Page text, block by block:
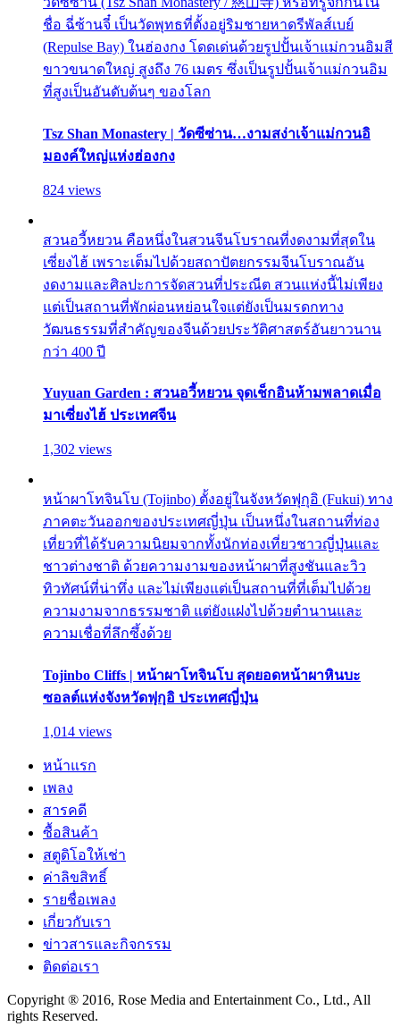
ชื่อ ฉี่ซ้านจี๋ เป็นวัดพุทธที่ตั้งอยู่ริมชายหาดรีพัลส์เบย์
(Repulse Bay) ในฮ่องกง โดดเด่นด้วยรูปปั้นเจ้าแม่กวนอิมสี
ขาวขนาดใหญ่ สูงถึง 76 เมตร ซึ่งเป็นรูปปั้นเจ้าแม่กวนอิม
ที่สูงเป็นอันดับต้นๆ ของโลก
Tsz Shan Monastery | วัดซีซ่าน…งามสง่าเจ้าแม่กวนอิ
มองค์ใหญ่แห่งฮ่องกง
824 views
สวนอวี้หยวน คือหนึ่งในสวนจีนโบราณที่งดงามที่สุดใน
เซี่ยงไฮ้ เพราะเต็มไปด้วยสถาปัตยกรรมจีนโบราณอัน
งดงามและศิลปะการจัดสวนที่ประณีต สวนแห่งนี้ไม่เพียง
แต่เป็นสถานที่พักผ่อนหย่อนใจแต่ยังเป็นมรดกทาง
วัฒนธรรมที่สำคัญของจีนด้วยประวัติศาสตร์อันยาวนาน
กว่า 400 ปี
Yuyuan Garden : สวนอวี้หยวน จุดเช็กอินห้ามพลาดเมื่อ
มาเซี่ยงไฮ้ ประเทศจีน
1,302 views
หน้าผาโทจินโบ (Tojinbo) ตั้งอยู่ในจังหวัดฟุกุอิ (Fukui) ทาง
ภาคตะวันออกของประเทศญี่ปุ่น เป็นหนึ่งในสถานที่ท่อง
เที่ยวที่ได้รับความนิยมจากทั้งนักท่องเที่ยวชาวญี่ปุ่นและ
ชาวต่างชาติ ด้วยความงามของหน้าผาที่สูงชันและวิว
ทิวทัศน์ที่น่าทึ่ง และไม่เพียงแต่เป็นสถานที่ที่เต็มไปด้วย
ความงามจากธรรมชาติ แต่ยังแฝงไปด้วยตำนานและ
ความเชื่อที่ลึกซึ้งด้วย
Tojinbo Cliffs | หน้าผาโทจินโบ สุดยอดหน้าผาหินบะ
ซอลต์แห่งจังหวัดฟุกุอิ ประเทศญี่ปุ่น
1,014 views
หน้าแรก
เพลง
สารคดี
ซื้อสินค้า
สตูดิโอให้เช่า
ค่าลิขสิทธิ์
รายชื่อเพลง
เกี่ยวกับเรา
ข่าวสารและกิจกรรม
ติดต่อเรา
Copyright ® 2016, Rose Media and Entertainment Co., Ltd., All
rights Reserved.